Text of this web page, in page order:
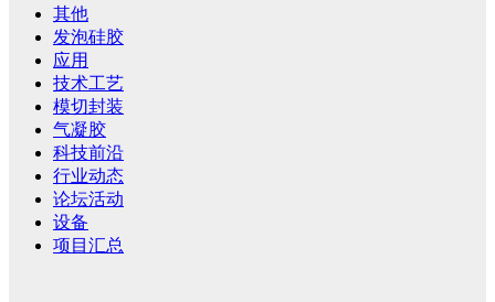
其他
发泡硅胶
应用
技术工艺
模切封装
气凝胶
科技前沿
行业动态
论坛活动
设备
项目汇总